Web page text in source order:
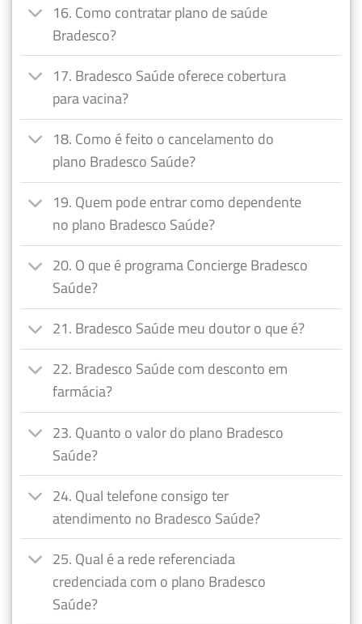
16. Como contratar plano de saúde
Bradesco?
17. Bradesco Saúde oferece cobertura
para vacina?
18. Como é feito o cancelamento do
plano Bradesco Saúde?
19. Quem pode entrar como dependente
no plano Bradesco Saúde?
20. O que é programa Concierge Bradesco
Saúde?
21. Bradesco Saúde meu doutor o que é?
22. Bradesco Saúde com desconto em
farmácia?
23. Quanto o valor do plano Bradesco
Saúde?
24. Qual telefone consigo ter
atendimento no Bradesco Saúde?
25. Qual é a rede referenciada
credenciada com o plano Bradesco
Saúde?